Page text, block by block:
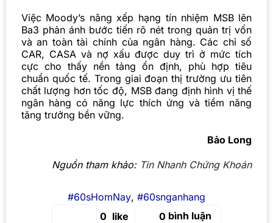
Việc Moody’s nâng xếp hạng tín nhiệm MSB lên
Ba3 phản ánh bước tiến rõ nét trong quản trị vốn
và an toàn tài chính của ngân hàng. Các chỉ số
CAR, CASA và nợ xấu được duy trì ở mức tích
cực cho thấy nền tảng ổn định, phù hợp tiêu
chuẩn quốc tế. Trong giai đoạn thị trường ưu tiên
chất lượng hơn tốc độ, MSB đang định hình vị thế
ngân hàng có năng lực thích ứng và tiềm năng
tăng trưởng bền vững.
Bảo Long
Nguồn tham khảo: Tin Nhanh Chứng Khoán
#60sHomNay, #60snganhang
0
0 bình luận